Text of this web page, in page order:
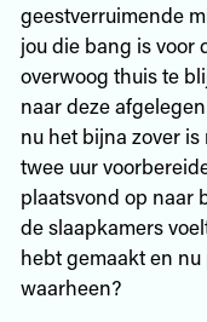
geestverruimende
jou die bang is voor
overwoog thuis te
naar deze
nu het bijna zover
twee uur
plaatsvond op naar
de slaapkamers
hebt gemaakt en
waarheen?